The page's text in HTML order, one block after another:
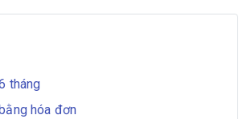
tháng
hóa đơn